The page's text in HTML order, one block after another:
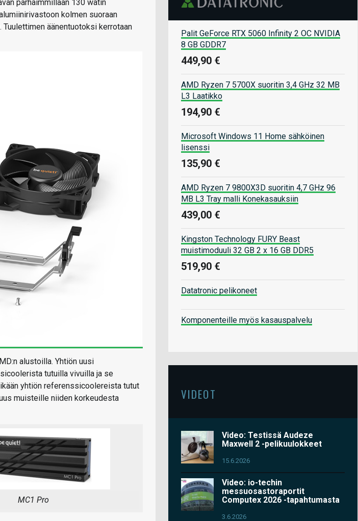
parhaimmillaan 130 watin
kolmen suoraan
äänentuotoksi kerrotaan
alustoilla. Yhtiön uusi
tutuilla vivuilla ja se
yhtiön referenssicoolereista tutut
muisteille niiden korkeudesta
MC1 Pro
Palit GeForce RTX 5060 Infinity 2 OC NVIDIA
8 GB GDDR7
449,90 €
AMD Ryzen 7 5700X suoritin 3,4 GHz 32 MB
L3 Laatikko
194,90 €
Microsoft Windows 11 Home sähköinen
lisenssi
135,90 €
AMD Ryzen 7 9800X3D suoritin 4,7 GHz 96
MB L3 Tray malli Konekasauksiin
439,00 €
Kingston Technology FURY Beast
muistimoduuli 32 GB 2 x 16 GB DDR5
519,90 €
Datatronic pelikoneet
Komponenteille myös kasauspalvelu
VIDEOT
Video: Testissä Audeze
Maxwell 2 -pelikuulokkeet
15.6.2026
Video: io-techin
messuosastoraportit
Computex 2026 -tapahtumasta
3.6.2026